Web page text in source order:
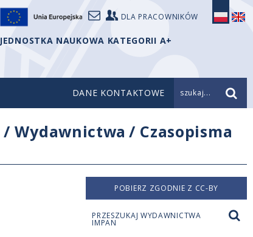
DLA PRACOWNIKÓW
JEDNOSTKA NAUKOWA KATEGORII A+
DANE KONTAKTOWE szukaj...
/Wydawnictwa / Czasopisma
POBIERZ ZGODNIE Z CC-BY
PRZESZUKAJ WYDAWNICTWA
IMPAN